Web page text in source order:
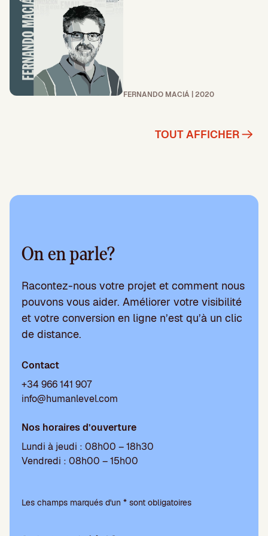
FERNANDO MACIÁ | 2020
TOUT AFFICHER
On en parle?
Racontez-nous votre projet et comment nous
pouvons vous aider. Améliorer votre visibilité
et votre conversion en ligne n’est qu’à un clic
de distance.
Contact
+34 966 141 907
info@humanlevel.com
Nos horaires d’ouverture
Lundi à jeudi : 08h00 – 18h30
Vendredi : 08h00 – 15h00
e
Les champs marqués d'un * sont obligatoires